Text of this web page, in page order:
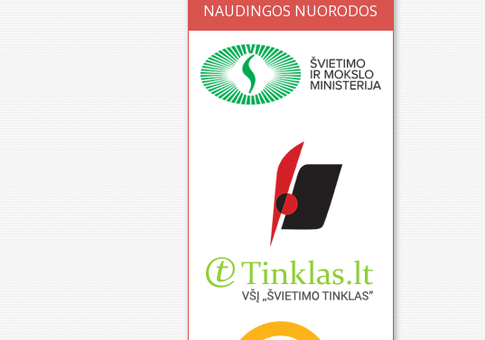
NAUDINGOS NUORODOS